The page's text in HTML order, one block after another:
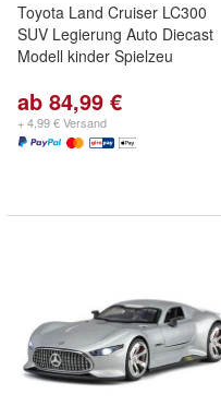
Toyota Land Cruiser LC300
SUV Legierung Auto Diecast
Modell kinder Spielzeu
ab 84,99 €
+ 4,99 € Versand